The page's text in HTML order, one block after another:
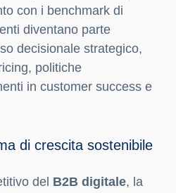
con i benchmark di
diventano parte
decisionale strategico,
politiche
in customer success e
di crescita sostenibile
del B2B digitale, la